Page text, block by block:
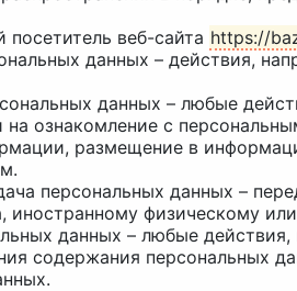
посетитель веб-сайта https://
данных – действия,
данных – любые
ознакомление с
размещение в
персональных данных –
иностранному физическому
данных – любые
содержания персональных